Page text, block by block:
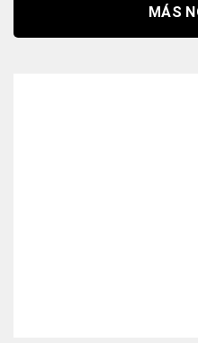
MÁS